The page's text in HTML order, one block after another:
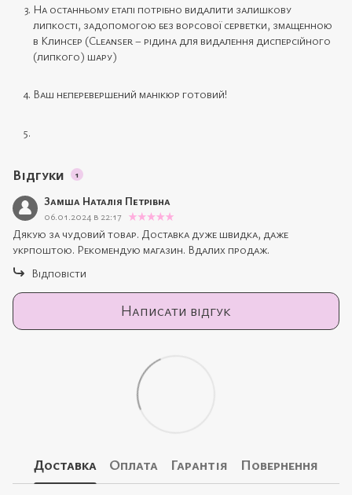
На останньому етапі потрібно видалити залишкову
липкості, задопомогою без ворсової серветки, змащенною
в Клинсер (Cleanser – рідина для видалення дисперсійного
(липкого) шару)
Ваш неперевершений манікюр готовий!
Відгуки 1
Замша Наталія Петрівна
06.01.2024 в 22:17
Дякую за чудовий товар. Доставка дуже швидка, даже
укрпоштою. Рекомендую магазин. Вдалих продаж.
Відповісти
Написати відгук
Доставка Оплата Гарантія Повернення